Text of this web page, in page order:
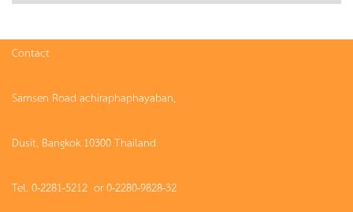
Contact
Samsen Road achiraphaphayaban,
Dusit, Bangkok 10300 Thailand
Tel. 0-2281-5212 or 0-2280-9828-32